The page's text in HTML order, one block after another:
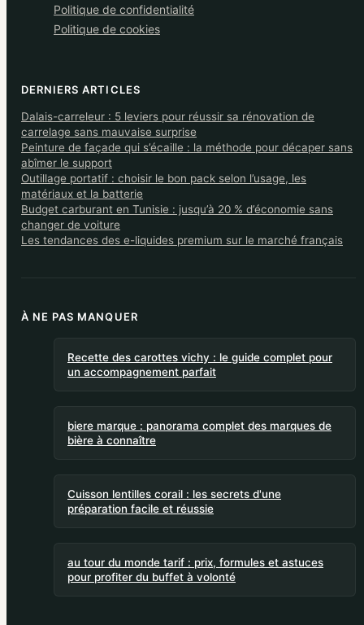
Politique de confidentialité
Politique de cookies
DERNIERS ARTICLES
Dalais-carreleur : 5 leviers pour réussir sa rénovation de
carrelage sans mauvaise surprise
Peinture de façade qui s’écaille : la méthode pour décaper sans
abîmer le support
Outillage portatif : choisir le bon pack selon l’usage, les
matériaux et la batterie
Budget carburant en Tunisie : jusqu’à 20 % d’économie sans
changer de voiture
Les tendances des e-liquides premium sur le marché français
À NE PAS MANQUER
Recette des carottes vichy : le guide complet pour
un accompagnement parfait
biere marque : panorama complet des marques de
bière à connaître
Cuisson lentilles corail : les secrets d'une
préparation facile et réussie
au tour du monde tarif : prix, formules et astuces
pour profiter du buffet à volonté